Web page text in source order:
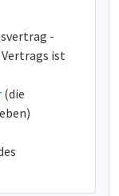
-
ist
(die